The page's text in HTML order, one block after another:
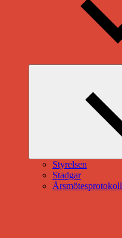
Styrelsen
Stadgar
Årsmötesprotokoll